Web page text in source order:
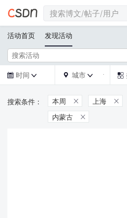
活动首页 发现活动
 时间   城市  
本周  上海 
内蒙古 